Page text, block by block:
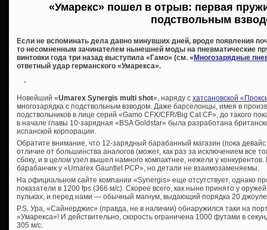
«Умарекс» пошел в отрыв: первая
подствольным
Если не вспоминать дела давно минувших дней, вроде появления
то несомненным зачинателем нынешней моды на пневматические
винтовки года три назад выступила «Гамо» (см. «Многозарядные
ответный удар германского «Умарекса».
Новейший «Umarex Synergis multi shot«, наряду с хатсановской
многозарядка с подствольным взводом. Даже барселонцы, имея в
подствольников в лице серий «Gamo CFX/CFR/Big Cat CF», до такого
в начале главы 10-зарядная «BSA Goldstar» была разработана
испанской корпорации.
Обратите внимание, что 12-зарядный барабанный магазин (пока девайс
отличие от большинства аналогов (может, как раз за исключением все
сбоку, и в целом узел вышел намного компактнее, нежели у
барабанчик у «Umarex Gauntlet PCP», но детали не взаимозаменяемы.
На официальном сайте компании «Synergis» еще отсутствует, однако
показатели в 1200 fps (366 м/с). Скорее всего, как ныне принято у
пульках, и перед нами — обычный магнум, выдающий порядка 20
P.S. Ура, «Сайнерджис» (правда, не в наличии) обнаружился таки на
«Умарекса»! И действительно, скорость ограничена 1000 футами в
305 м/с.